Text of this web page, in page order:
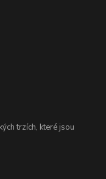
trzích, které jsou